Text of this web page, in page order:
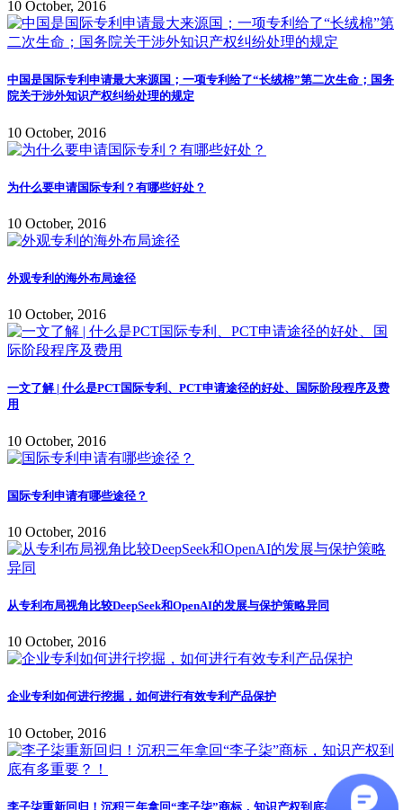
10 October, 2016
中国是国际专利申请最大来源国；一项专利给了“长绒棉”第二次生命；国务
院关于涉外知识产权纠纷处理的规定
10 October, 2016
为什么要申请国际专利？有哪些好处？
10 October, 2016
外观专利的海外布局途径
10 October, 2016
一文了解 | 什么是PCT国际专利、PCT申请途径的好处、国际阶段程序及费
用
10 October, 2016
国际专利申请有哪些途径？
10 October, 2016
从专利布局视角比较DeepSeek和OpenAI的发展与保护策略异同
10 October, 2016
企业专利如何进行挖掘，如何进行有效专利产品保护
10 October, 2016
李子柒重新回归！沉积三年拿回“李子柒”商标，知识产权到底有多重要？！